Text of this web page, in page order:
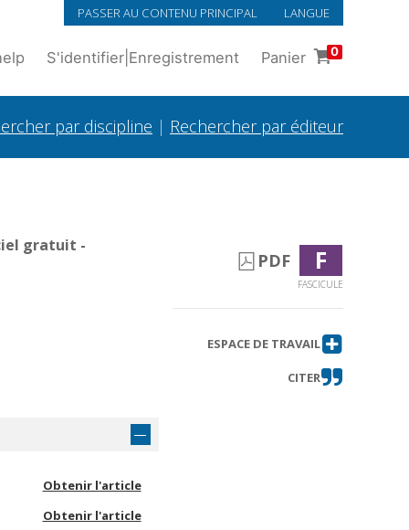
PASSER AU CONTENU PRINCIPAL LANGUE
S'identifier Enregistrement Panier 0
par discipline | Rechercher par éditeur
gratuit -
Obtenir l'article
Obtenir l'article
PDF F
FASCICULE
ESPACE DE TRAVAIL
CITER